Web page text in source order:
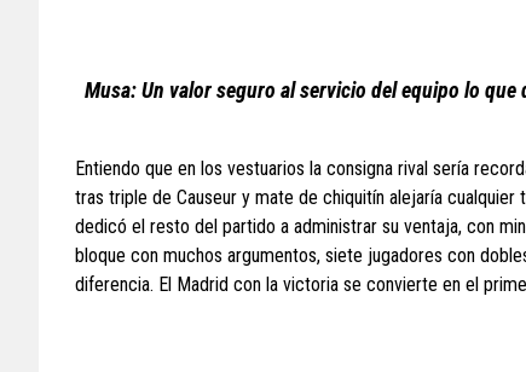
Musa: Un valor seguro al servicio del equipo lo
Entiendo que en los vestuarios la consigna rival sería
tras triple de Causeur y mate de chiquitín alejaría
dedicó el resto del partido a administrar su ventaja, con
bloque con muchos argumentos, siete jugadores con
diferencia. El Madrid con la victoria se convierte en el